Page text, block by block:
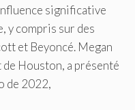
significative
y compris sur des
et Beyoncé. Megan
Houston, a présenté
de 2022,